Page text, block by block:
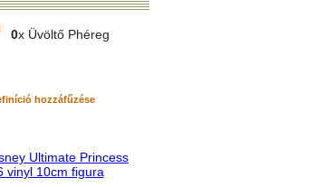
0x Üvöltő Phéreg
hozzáfűzése